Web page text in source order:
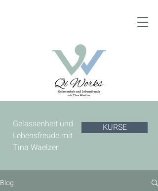
Gelassenheit und
Lebensfreude mit
Tina Waelzer
KURSE
Blog